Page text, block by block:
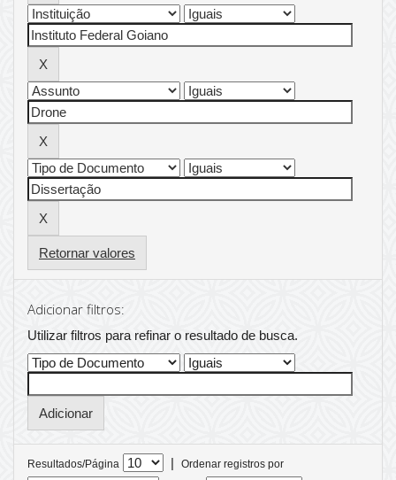
Retornar valores
Adicionar filtros:
Utilizar filtros para refinar o resultado de busca.
Resultados/Página |
Ordenar registros por